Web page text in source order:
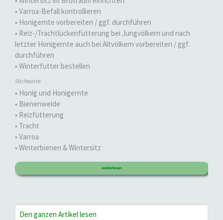
• Varroa-Befall kontrollieren
• Honigernte vorbereiten / ggf. durchführen
• Reiz-/Trachtlückenfütterung bei Jungvölkern und nach
letzter Honigernte auch bei Altvölkern vorbereiten / ggf.
durchführen
• Winterfutter bestellen
Stichworte:
• Honig und Honigernte
• Bienenweide
• Reizfütterung
• Tracht
• Varroa
• Winterbienen & Wintersitz
weiterlesen
Den ganzen Artikel lesen